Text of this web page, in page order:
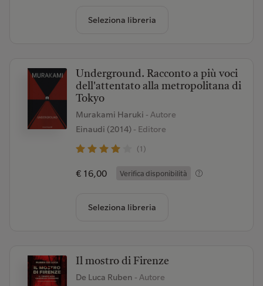
Seleziona libreria
Underground. Racconto a più voci
dell'attentato alla metropolitana di
Tokyo
Murakami Haruki - Autore
Einaudi (2014)- Editore
(1)
€ 16,00 Verifica disponibilità
Seleziona libreria
Il mostro di Firenze
De Luca Ruben - Autore